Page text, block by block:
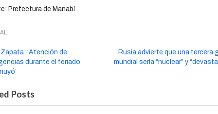
Prefectura de Manabí
‘Atención de
durante el feriado
Rusia advierte que una tercera
mundial sería “nuclear” y
Posts